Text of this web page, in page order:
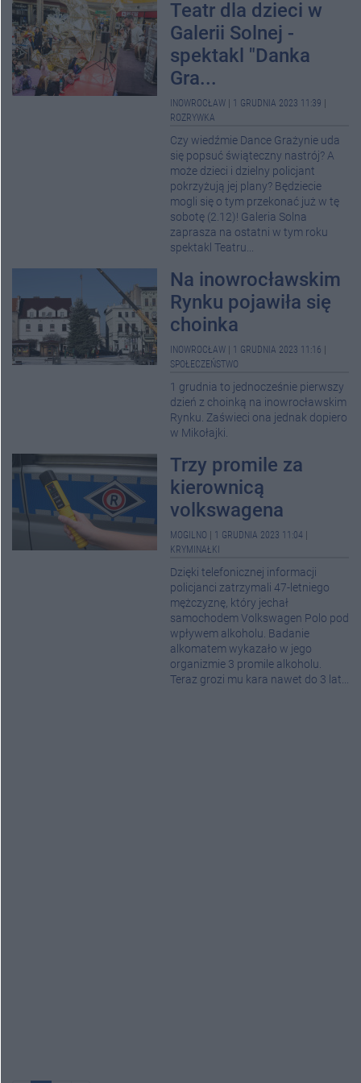
Teatr dla dzieci w
Galerii Solnej -
spektakl "Danka
Gra...
INOWROCŁAW 1 GRUDNIA 2023 11:39
ROZRYWKA
Czy wiedźmie Dance Grażynie uda
się popsuć świąteczny nastrój? A
może dzieci i dzielny policjant
pokrzyżują jej plany? Będziecie
mogli się o tym przekonać już w tę
sobotę (2.12)! Galeria Solna
zaprasza na ostatni w tym roku
spektakl Teatru...
Na inowrocławskim
Rynku pojawiła się
choinka
INOWROCŁAW 1 GRUDNIA 2023 11:16
SPOŁECZEŃSTWO
1 grudnia to jednocześnie pierwszy
dzień z choinką na inowrocławskim
Rynku. Zaświeci ona jednak dopiero
w Mikołajki.
Trzy promile za
kierownicą
volkswagena
MOGILNO 1 GRUDNIA 2023 11:04
KRYMINAŁKI
Dzięki telefonicznej informacji
policjanci zatrzymali 47-letniego
mężczyznę, który jechał
samochodem Volkswagen Polo pod
wpływem alkoholu. Badanie
alkomatem wykazało w jego
organizmie 3 promile alkoholu.
Teraz grozi mu kara nawet do 3 lat...